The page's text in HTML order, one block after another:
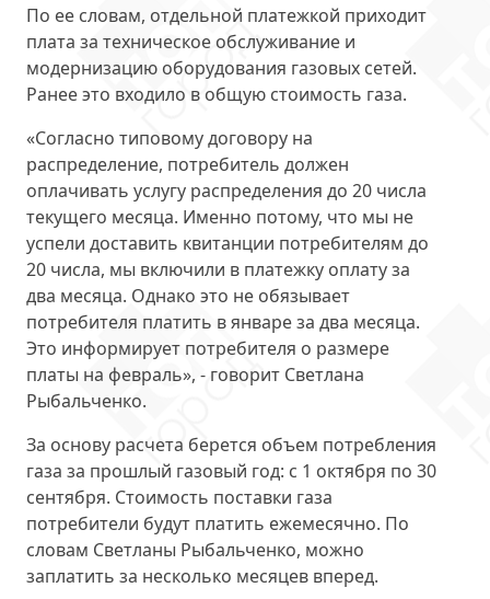
По ее словам, отдельной платежкой приходит
плата за техническое обслуживание и
модернизацию оборудования газовых сетей.
Ранее это входило в общую стоимость газа.
«Согласно типовому договору на
распределение, потребитель должен
оплачивать услугу распределения до 20 числа
текущего месяца. Именно потому, что мы не
успели доставить квитанции потребителям до
20 числа, мы включили в платежку оплату за
два месяца. Однако это не обязывает
потребителя платить в январе за два месяца.
Это информирует потребителя о размере
платы на февраль», - говорит Светлана
Рыбальченко.
За основу расчета берется объем потребления
газа за прошлый газовый год: с 1 октября по 30
сентября. Стоимость поставки газа
потребители будут платить ежемесячно. По
словам Светланы Рыбальченко, можно
заплатить за несколько месяцев вперед.